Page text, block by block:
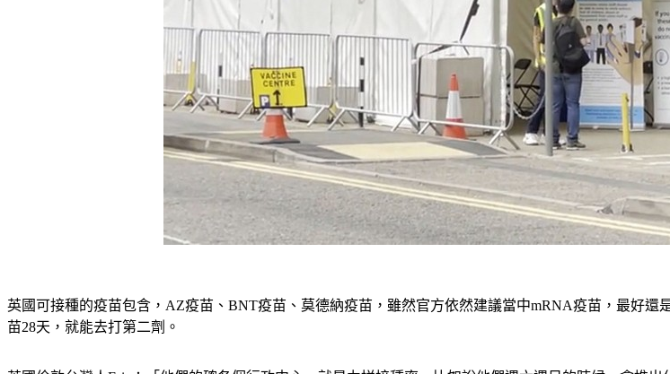
英國可接種的疫苗包含，AZ疫苗、BNT疫苗、莫德納疫苗，雖然官方依然建議當中mRNA疫苗，最好
苗28天，就能去打第二劑。